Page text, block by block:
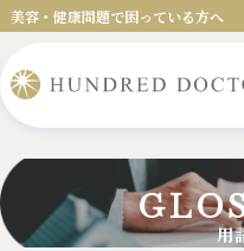
美容・健康問題で困っている方へ
用